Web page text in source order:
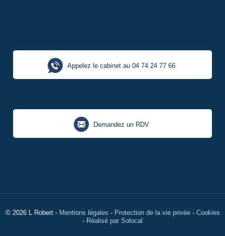
Appelez le cabinet au 04 74 24 77 66
Demandez un RDV
© 2026 L Robert - Mentions légales - Protection de la vie privée- Cookies
- Réalisé par Solocal